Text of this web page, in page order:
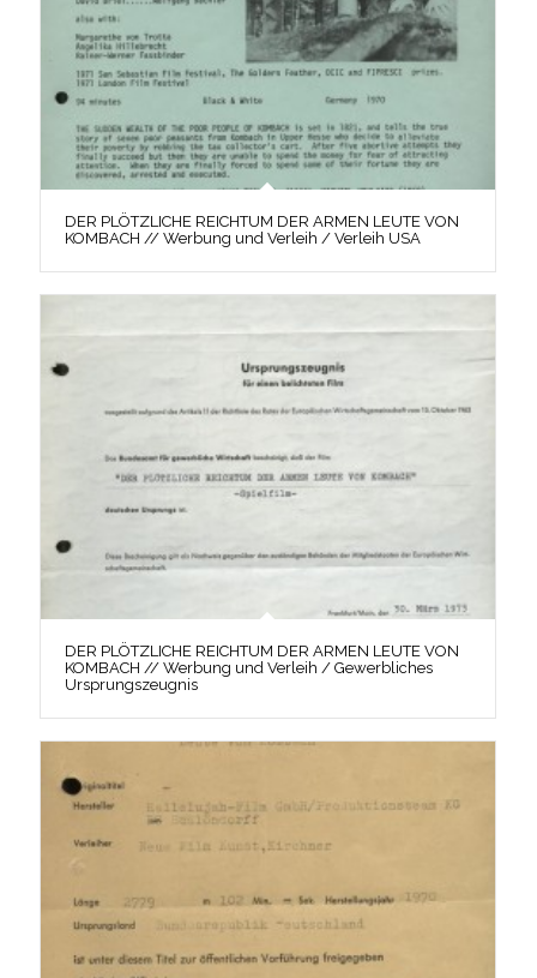
DER PLÖTZLICHE REICHTUM DER ARMEN LEUTE VON
KOMBACH // Werbung und Verleih / Verleih USA
DER PLÖTZLICHE REICHTUM DER ARMEN LEUTE VON
KOMBACH // Werbung und Verleih / Gewerbliches
Ursprungszeugnis